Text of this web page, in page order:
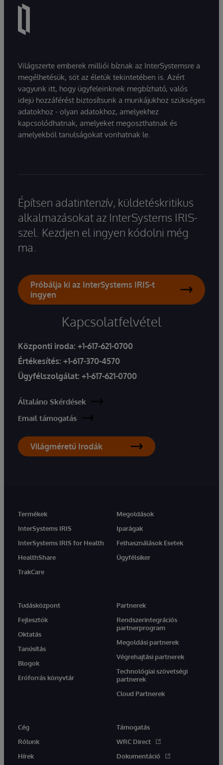
Világszerte emberek milliói bíznak az InterSystemsre a
megélhetésük, sőt az életük tekintetében is. Azért
vagyunk itt, hogy ügyfeleinknek megbízható, valós
idejű hozzáférést biztosítsunk a munkájukhoz szükséges
adatokhoz - olyan adatokhoz, amelyekhez
kapcsolódhatnak, amelyeket megoszthatnak és
amelyekből tanulságokat vonhatnak le.
Építsen adatintenzív, küldetéskritikus
alkalmazásokat az InterSystems IRIS-
szel. Kezdjen el ingyen kódolni még
ma.
Próbálja ki az InterSystems IRIS-t
ingyen
Kapcsolatfelvétel
Központi iroda: +1-617-621-0700
Értékesítés: +1-617-370-4570
Ügyfélszolgálat: +1-617-621-0700
Általáno Skérdések
Email támogatás
Világméretű Irodák
Termékek
InterSystems IRIS
InterSystems IRIS for Health
HealthShare
TrakCare
Megoldások
Iparágak
Felhasználások Esetek
Ügyfélsiker
Tudásközpont
Fejlesztők
Oktatás
Tanúsítás
Blogok
Erőforrás könyvtár
Partnerek
Rendszerintegrációs
partnerprogram
Megoldási partnerek
Végrehajtási partnerek
Technológiai szövetségi
partnerek
Cloud Partnerek
Cég
Rólunk
Hírek
Támogatás
WRC Direct
Dokumentáció